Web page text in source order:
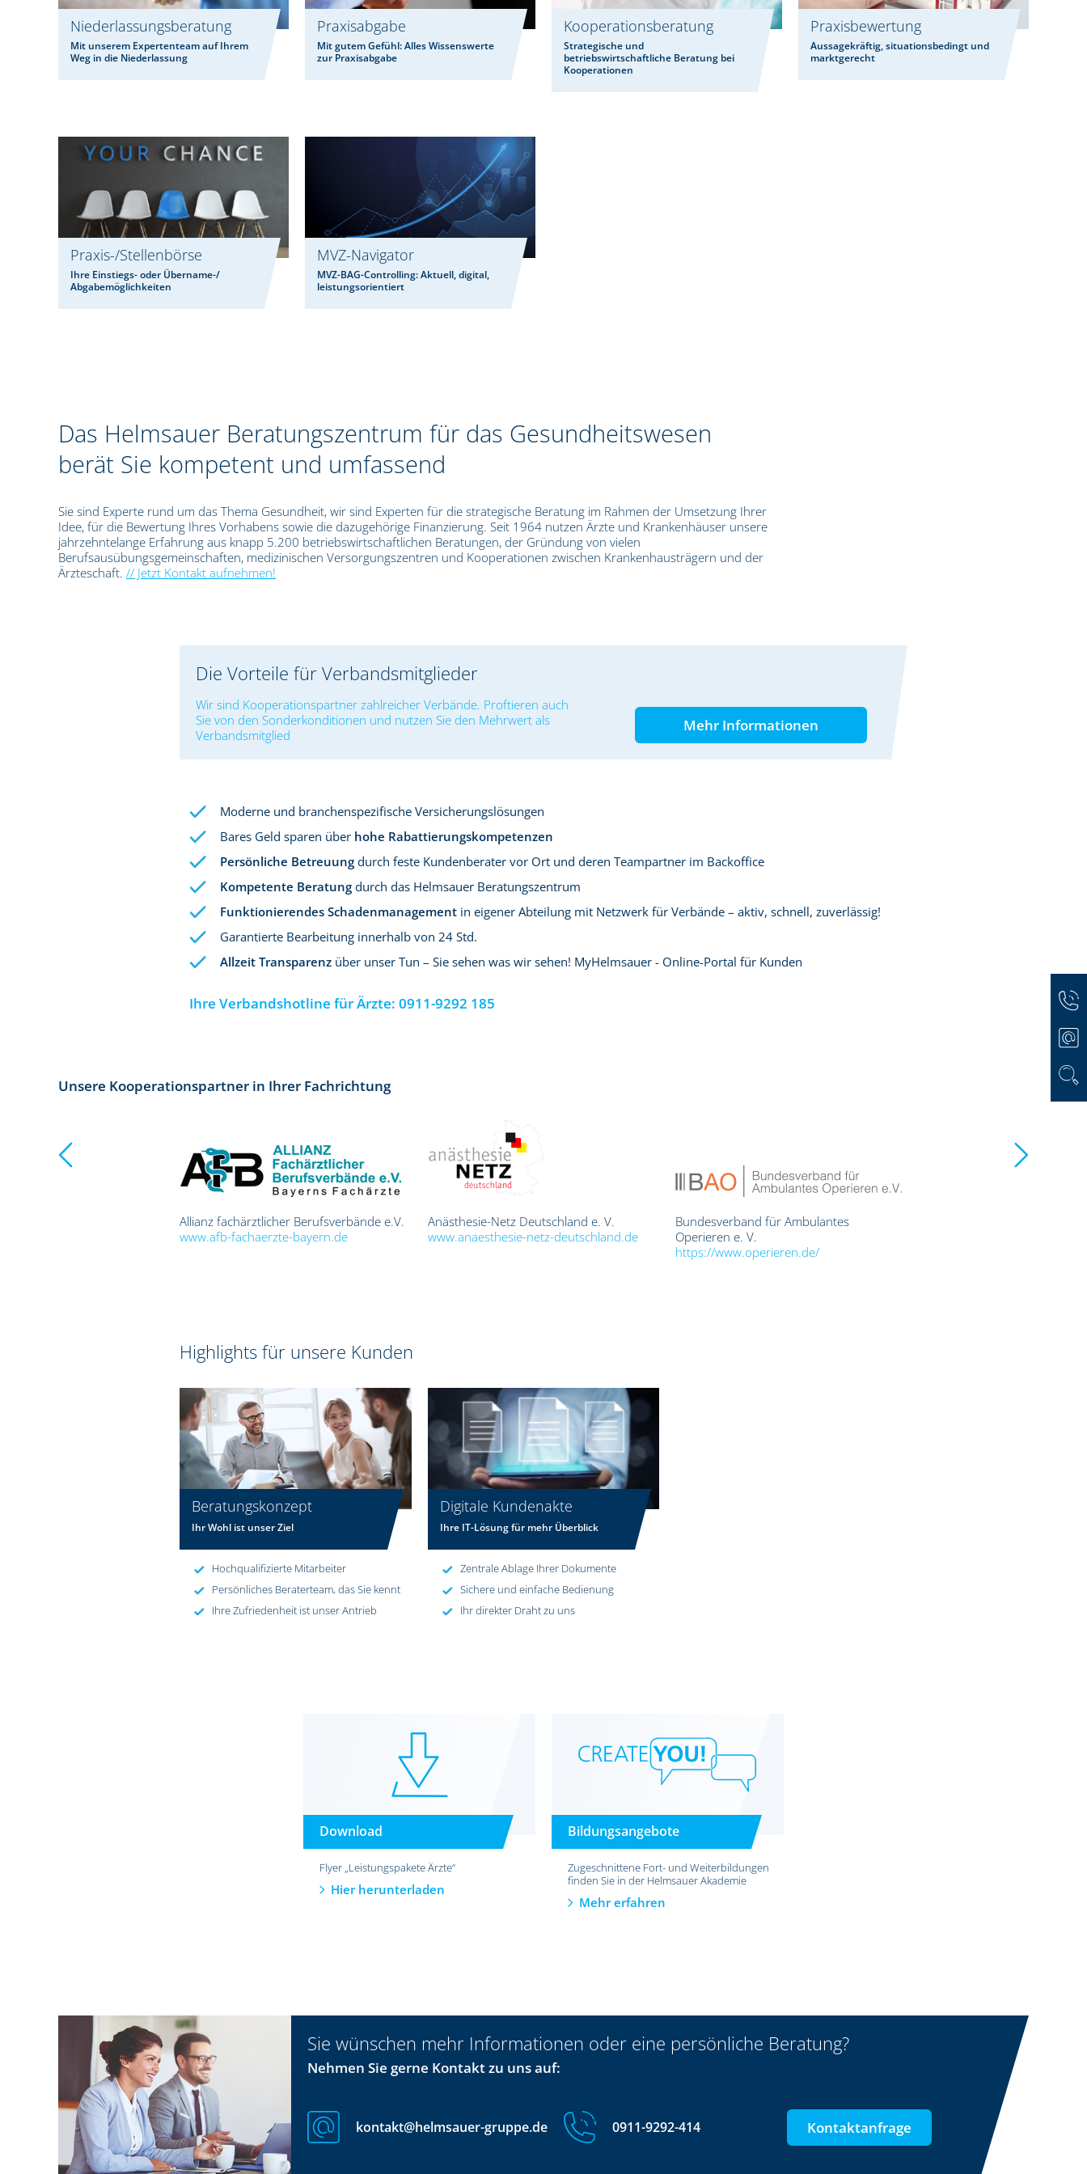
Niederlassungsberatung
Mit unserem Expertenteam auf Ihrem
Weg in die Niederlassung
Praxisabgabe
Mit gutem Gefühl: Alles Wissenswerte
zur Praxisabgabe
Kooperationsberatung
Strategische und
betriebswirtschaftliche Beratung bei
Kooperationen
Praxisbewertung
Aussagekräftig, situationsbedingt und
marktgerecht
Praxis-/Stellenbörse
Ihre Einstiegs- oder Übername-/
Abgabemöglichkeiten
MVZ-Navigator
MVZ-BAG-Controlling: Aktuell, digital,
leistungsorientiert
Das Helmsauer Beratungszentrum für das Gesundheitswesen
berät Sie kompetent und umfassend
Sie sind Experte rund um das Thema Gesundheit, wir sind Experten für die strategische Beratung im Rahmen der Umsetzung Ihrer
Idee, für die Bewertung Ihres Vorhabens sowie die dazugehörige Finanzierung. Seit 1964 nutzen Ärzte und Krankenhäuser unsere
jahrzehntelange Erfahrung aus knapp 5.200 betriebswirtschaftlichen Beratungen, der Gründung von vielen
Berufsausübungsgemeinschaften, medizinischen Versorgungszentren und Kooperationen zwischen Krankenhausträgern und der
Ärzteschaft. // Jetzt Kontakt aufnehmen!
Die Vorteile für Verbandsmitglieder
Wir sind Kooperationspartner zahlreicher Verbände. Proftieren auch
Sie von den Sonderkonditionen und nutzen Sie den Mehrwert als
Verbandsmitglied
Mehr Informationen
Moderne und branchenspezifische Versicherungslösungen
Bares Geld sparen über hohe Rabattierungskompetenzen
Persönliche Betreuung durch feste Kundenberater vor Ort und deren Teampartner im Backoffice
Kompetente Beratung durch das Helmsauer Beratungszentrum
Funktionierendes Schadenmanagement in eigener Abteilung mit Netzwerk für Verbände – aktiv, schnell, zuverlässig!
Garantierte Bearbeitung innerhalb von 24 Std.
Allzeit Transparenz über unser Tun – Sie sehen was wir sehen! MyHelmsauer - Online-Portal für Kunden
Ihre Verbandshotline für Ärzte: 0911-9292 185
Unsere Kooperationspartner in Ihrer Fachrichtung
Allianz fachärztlicher Berufsverbände e.V.
www.afb-fachaerzte-bayern.de
Anästhesie-Netz Deutschland e. V.
www.anaesthesie-netz-deutschland.de
Bundesverband für Ambulantes
Operieren e. V.
https://www.operieren.de/
Highlights für unsere Kunden
Beratungskonzept
Ihr Wohl ist unser Ziel
Hochqualifizierte Mitarbeiter
Persönliches Beraterteam, das Sie kennt
Ihre Zufriedenheit ist unser Antrieb
Digitale Kundenakte
Ihre IT-Lösung für mehr Überblick
Zentrale Ablage Ihrer Dokumente
Sichere und einfache Bedienung
Ihr direkter Draht zu uns
Download
Flyer „Leistungspakete Ärzte“
Hier herunterladen
Bildungsangebote
Zugeschnittene Fort- und Weiterbildungen
finden Sie in der Helmsauer Akademie
Mehr erfahren
Sie wünschen mehr Informationen oder eine persönliche Beratung?
Nehmen Sie gerne Kontakt zu uns auf:
kontakt@helmsauer-gruppe.de 0911-9292-414 Kontaktanfrage